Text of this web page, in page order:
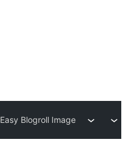
Easy Blogroll Image